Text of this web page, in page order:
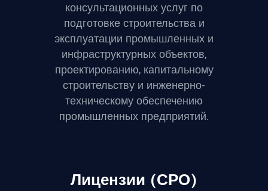
консультационных услуг по
подготовке строительства и
эксплуатации промышленных и
инфраструктурных объектов,
проектированию, капитальному
строительству и инженерно-
техническому обеспечению
промышленных предприятий.
Лицензии (СРО)